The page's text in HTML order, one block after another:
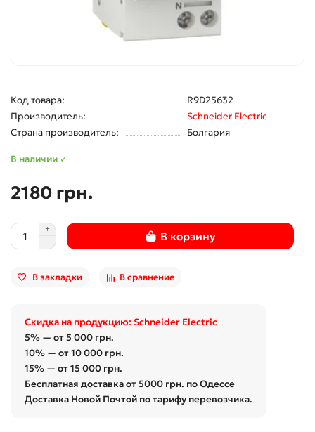
Код товара:
R9D25632
Производитель:
Schneider Electric
Страна производитель:
Болгария
В наличии ✓
2180 грн.
В корзину
В закладки В сравнение
Скидка на продукцию: Schneider Electric
5% — от 5 000 грн.
10% — от 10 000 грн.
15% — от 15 000 грн.
Бесплатная доставка от 5000 грн. по Одессе
Доставка Новой Почтой по тарифу перевозчика.